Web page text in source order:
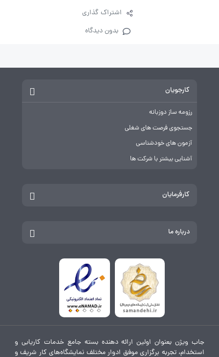
اشتراک گذاری
بدون دیدگاه
کارجویان
رزومه ساز دوزبانه
جستجوی فرصت های شغلی
آزمون های خودشناسی
آشنایی بیشتر با شرکت ها
کارفرمایان
درباره ما
جاب ویژن بعنوان اولین ارائه دهنده بسته جامع خدمات کاریابی و
استخدام، تجربه برگزاری موفق ادوار مختلف نمایشگاه‌های کار شریف و